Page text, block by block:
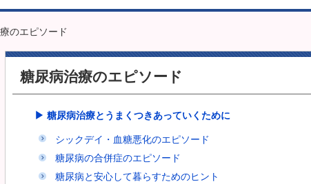
のエピソード
糖尿病治療のエピソード
▶ 糖尿病治療とうまくつきあっていくために
シックデイ・血糖悪化のエピソード
糖尿病の合併症のエピソード
糖尿病と安心して暮らすためのヒント